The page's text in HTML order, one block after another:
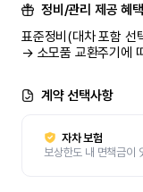
정비/관리 제공 혜택
표준정비(대차 포함 선
→ 소모품 교환주기에
계약 선택사항
자차 보험
보상한도 내 면책금이